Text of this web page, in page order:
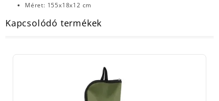
Méret: 155x18x12 cm
Kapcsolódó termékek